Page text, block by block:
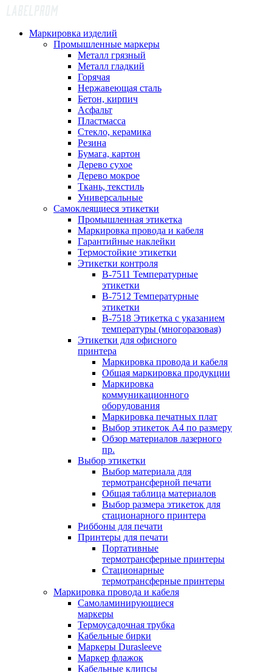
Маркировка изделий
Промышленные маркеры
Металл грязный
Металл гладкий
Горячая
Нержавеющая сталь
Бетон, кирпич
Асфальт
Пластмасса
Стекло, керамика
Резина
Бумага, картон
Дерево сухое
Дерево мокрое
Ткань, текстиль
Универсальные
Самоклеящиеся этикетки
Промышленная этикетка
Маркировка провода и кабеля
Гарантийные наклейки
Термостойкие этикетки
Этикетки контроля
B-7511 Температурные
этикетки
B-7512 Температурные
этикетки
B-7518 Этикетка с указанием
температуры (многоразовая)
Этикетки для офисного
принтера
Маркировка провода и кабеля
Общая маркировка продукции
Маркировка
коммуникационного
оборудования
Маркировка печатных плат
Выбор этикеток А4 по размеру
Обзор материалов лазерного
пр.
Выбор этикетки
Выбор материала для
термотрансферной печати
Общая таблица материалов
Выбор размера этикеток для
стационарного принтера
Риббоны для печати
Принтеры для печати
Портативные
термотрансферные принтеры
Стационарные
термотрансферные принтеры
Маркировка провода и кабеля
Самоламинирующиеся
маркеры
Термоусадочная трубка
Кабельные бирки
Маркеры Durasleeve
Маркер флажок
Кабельные клипсы